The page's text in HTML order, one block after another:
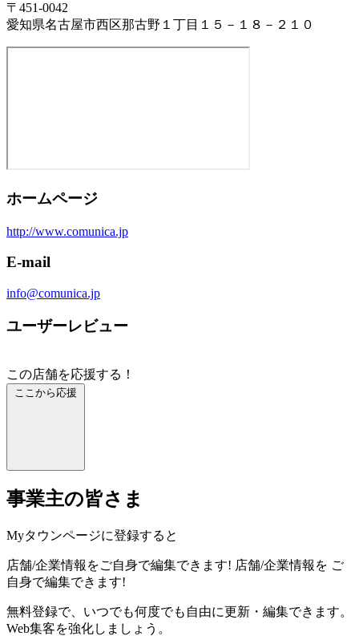
〒451-0042
愛知県名古屋市西区那古野１丁目１５－１８－２１０
ホームページ
http://www.comunica.jp
E-mail
info@comunica.jp
ユーザーレビュー
この店舗を応援する！
ここから応援
事業主の皆さま
Myタウンページに登録すると
店舗/企業情報をご自身で編集できます! 店舗/企業情報を ご
自身で編集できます!
無料登録で、いつでも何度でも自由に更新・編集できます。
Web集客を強化しましょう。